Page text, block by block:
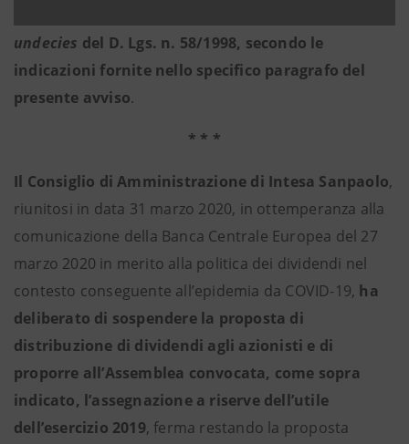
undecies del D. Lgs. n. 58/1998, secondo le
indicazioni fornite nello specifico paragrafo del
presente avviso.
* * *
Il Consiglio di Amministrazione di Intesa Sanpaolo,
riunitosi in data 31 marzo 2020, in ottemperanza alla
comunicazione della Banca Centrale Europea del 27
marzo 2020 in merito alla politica dei dividendi nel
contesto conseguente all’epidemia da COVID-19, ha
deliberato di sospendere la proposta di
distribuzione di dividendi agli azionisti e di
proporre all’Assemblea convocata, come sopra
indicato, l’assegnazione a riserve dell’utile
dell’esercizio 2019, ferma restando la proposta